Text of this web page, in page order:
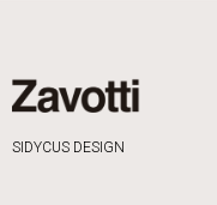
SIDYCUS DESIGN